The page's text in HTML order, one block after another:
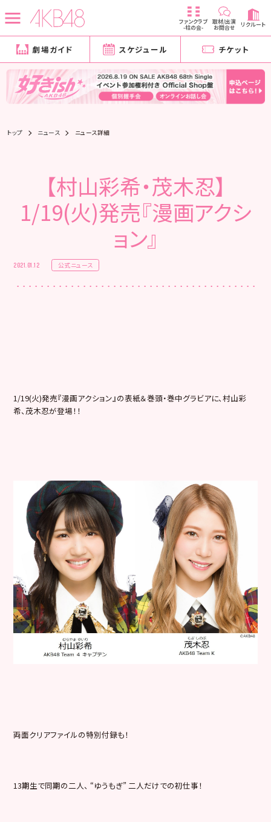
ファンクラブ
-柱の会-
取材/出演
お問合せ リクルート
劇場ガイド スケジュール チケット
トップ ニュース ニュース詳細
【村山彩希・茂木忍】
1/19(火)発売『漫画アクシ
ョン』
2021.01.12 公式ニュース
1/19(火)発売『漫画アクション』の表紙＆巻頭・巻中グラビアに、村山彩
希、茂木忍が登場！！
両面クリアファイルの特別付録も！
13期生で同期の二人、 “ゆうもぎ” 二人だけでの初仕事！